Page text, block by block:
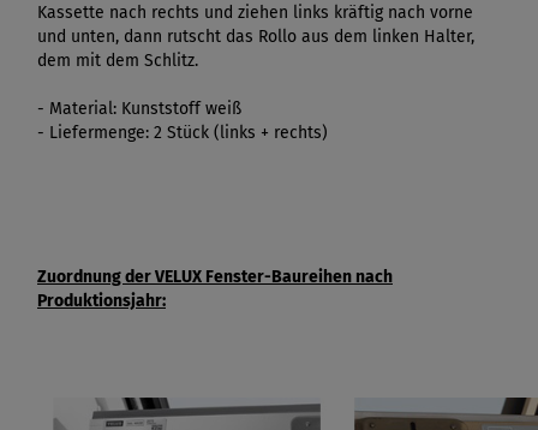
Kassette nach rechts und ziehen links kräftig nach vorne
und unten, dann rutscht das Rollo aus dem linken Halter,
dem mit dem Schlitz.
- Material: Kunststoff weiß
- Liefermenge: 2 Stück (links + rechts)
Zuordnung der VELUX Fenster-Baureihen nach
Produktionsjahr: